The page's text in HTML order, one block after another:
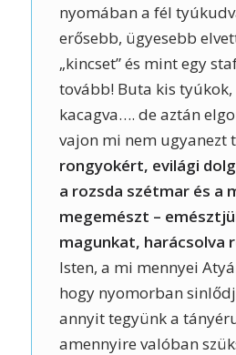
nyomában a fél
erősebb, ügyesebb
„kincset” és mint egy
tovább! Buta kis
kacagva…. de aztán
vajon mi nem ugyanezt
rongyokért, evilági
a rozsda szétmar és a
megemészt –
magunkat, harácsolva
Isten, a mi mennyei
hogy nyomorban
annyit tegyünk a
amennyire valóban